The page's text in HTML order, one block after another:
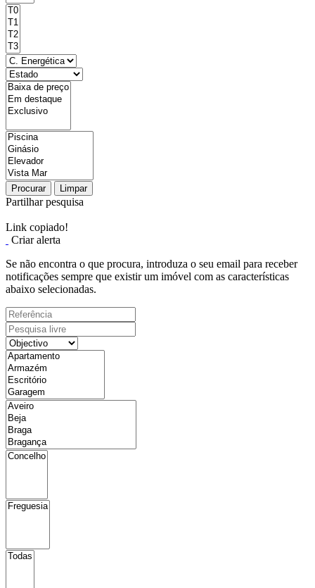
Procurar Limpar
Partilhar pesquisa
Link copiado!
Criar alerta
Se não encontra o que procura, introduza o seu email para receber
notificações sempre que existir um imóvel com as características
abaixo selecionadas.